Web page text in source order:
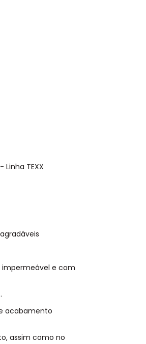
Linha TEXX
agradáveis
impermeável e com
acabamento
assim como no